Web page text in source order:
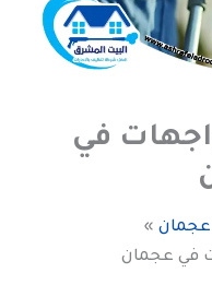
في
في عجمان